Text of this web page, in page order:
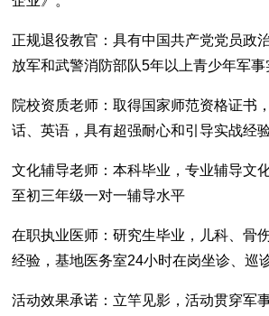
正规退役教官：具有中国共产党党员政
放军和武警消防部队5年以上青少年军
院校资质老师：取得国家师范资格证书
话、英语，具有超强耐心和引导实战经
文化辅导老师：本科毕业，专业辅导文
至初三年级一对一辅导水平
在职执业医师：研究生毕业，儿科、骨
经验，基地医务室24小时在岗坐诊、巡
活动效果承诺：立竿见影，活动贯穿军